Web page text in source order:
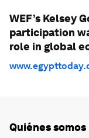
WEF’s Kelsey
participation
role in global
Quiénes somos